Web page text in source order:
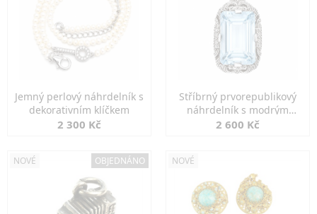
Jemný perlový náhrdelník s
dekorativním klíčkem
2 300 Kč
Stříbrný prvorepublikový
náhrdelník s modrým
spinelem
2 600 Kč
NOVÉ OBJEDNÁNO NOVÉ